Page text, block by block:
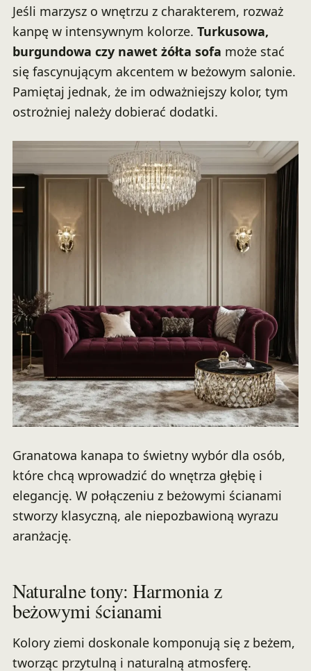
Jeśli marzysz o wnętrzu z charakterem, rozważ
kanpę w intensywnym kolorze. Turkusowa,
burgundowa czy nawet żółta sofa może stać
się fascynującym akcentem w beżowym salonie.
Pamiętaj jednak, że im odważniejszy kolor, tym
ostrożniej należy dobierać dodatki.
Granatowa kanapa to świetny wybór dla osób,
które chcą wprowadzić do wnętrza głębię i
elegancję. W połączeniu z beżowymi ścianami
stworzy klasyczną, ale niepozbawioną wyrazu
aranżację.
Naturalne tony: Harmonia z
beżowymi ścianami
Kolory ziemi doskonale komponują się z beżem,
tworząc przytulną i naturalną atmosferę.